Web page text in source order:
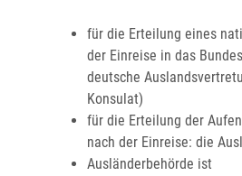
für die Erteilung eines
der Einreise in das
deutsche
Konsulat)
für die Erteilung der
nach der Einreise: die
Ausländerbehörde ist